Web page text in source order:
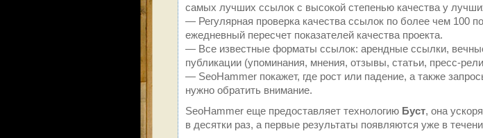
самых лучших ссылок с высокой степенью качества у
— Регулярная проверка качества ссылок по более чем 100
ежедневный пересчет показателей качества проекта.
— Все известные форматы ссылок: арендные ссылки,
публикации (упоминания, мнения, отзывы, статьи, пресс-
— SeoHammer покажет, где рост или падение, а также
нужно обратить внимание.
SeoHammer еще предоставляет технологию Буст, она
в десятки раз, а первые результаты появляются уже в